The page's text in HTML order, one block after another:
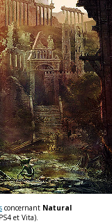
concernant Natural
et Vita).